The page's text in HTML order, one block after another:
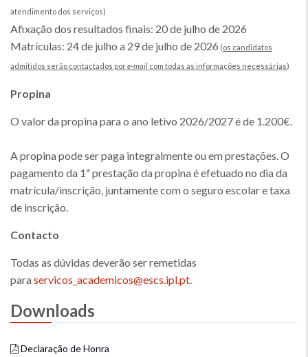
atendimento dos serviços)
Afixação dos resultados finais: 20 de julho de 2026
Matrículas: 24 de julho a 29 de julho de 2026 (os candidatos
admitidos serão contactados pore-mail com todas as informações necessárias)
Propina
O valor da propina para o ano letivo 2026/2027 é de 1.200€.
A propina pode ser paga integralmente ou em prestações. O
pagamento da 1ª prestação da propina é efetuado no dia da
matrícula/inscrição, juntamente com o seguro escolar e taxa
de inscrição.
Contacto
Todas as dúvidas deverão ser remetidas
paraservicos_academicos@escs.ipl.pt.
Downloads
Declaração de Honra